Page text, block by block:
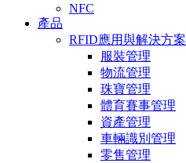
NFC
產品
RFID應用與解決方案
服裝管理
物流管理
珠寶管理
體育賽事管理
資產管理
車輛識別管理
零售管理